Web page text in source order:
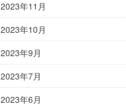
2023年11月
2023年10月
2023年9月
2023年7月
2023年6月